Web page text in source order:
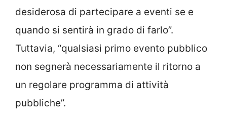
desiderosa di partecipare a eventi se e
quando si sentirà in grado di farlo”.
Tuttavia, “qualsiasi primo evento pubblico
non segnerà necessariamente il ritorno a
un regolare programma di attività
pubbliche”.